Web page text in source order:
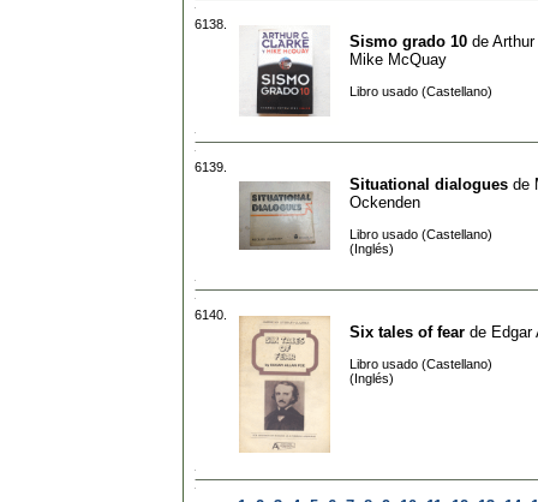
6138.
Sismo grado 10 de
Mike McQuay
Libro usado (Castellano)
6139.
Situational dialogues de
Ockenden
Libro usado (Castellano)
(Inglés)
6140.
Six tales of fear de Edgar
Libro usado (Castellano)
(Inglés)